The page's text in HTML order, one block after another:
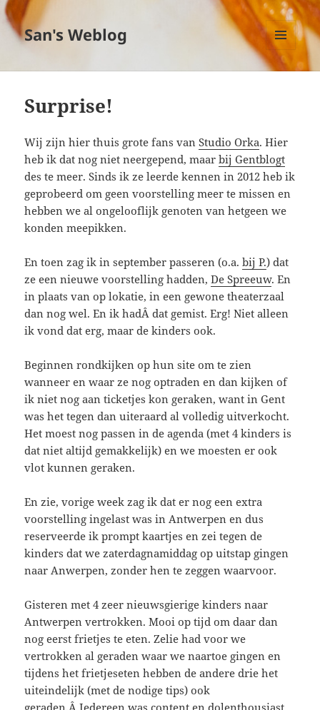
San's Weblog
MENU
EN
Surprise!
Wij zijn hier thuis grote fans vanStudio Orka. Hier
heb ik dat nog niet neergepend, maarbij Gentblogt
des te meer. Sinds ik ze leerde kennen in 2012 heb ik
geprobeerd om geen voorstelling meer te missen en
hebben we al ongelooflijk genoten van hetgeen we
konden meepikken.
En toen zag ik in september passeren (o.a.bij P.) dat
ze een nieuwe voorstelling hadden,De Spreeuw. En
in plaats van op lokatie, in een gewone theaterzaal
dan nog wel. En ik hadÂ dat gemist. Erg! Niet alleen
ik vond dat erg, maar de kinders ook.
Beginnen rondkijken op hun site om te zien
wanneer en waar ze nog optraden en dan kijken of
ik niet nog aan ticketjes kon geraken, want in Gent
was het tegen dan uiteraard al volledig uitverkocht.
Het moest nog passen in de agenda (met 4 kinders is
dat niet altijd gemakkelijk) en we moesten er ook
vlot kunnen geraken.
En zie, vorige week zag ik dat er nog een extra
voorstelling ingelast was in Antwerpen en dus
reserveerde ik prompt kaartjes en zei tegen de
kinders dat we zaterdagnamiddag op uitstap gingen
naar Anwerpen, zonder hen te zeggen waarvoor.
Gisteren met 4 zeer nieuwsgierige kinders naar
Antwerpen vertrokken. Mooi op tijd om daar dan
nog eerst frietjes te eten. Zelie had voor we
vertrokken al geraden waar we naartoe gingen en
tijdens het frietjeseten hebben de andere drie het
uiteindelijk (met de nodige tips) ook